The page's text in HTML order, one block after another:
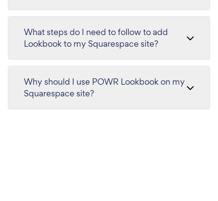
What steps do I need to follow to add
Lookbook to my Squarespace site?
Why should I use POWR Lookbook on my
Squarespace site?